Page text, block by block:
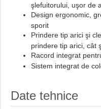
şlefuitorului, uşor de
Design ergonomic,
sporit
Prindere tip arici şi
prindere tip arici, cât
Racord integrat
Sistem integrat de
Date tehnice